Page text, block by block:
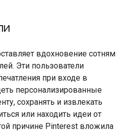
вдохновение сотням
Эти пользователи
при входе в
персонализированные
сохранять и извлекать
или находить идеи от
причине Pinterest вложила